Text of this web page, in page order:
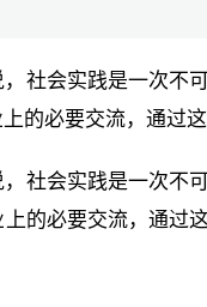
社会实践是一次不
的必要交流，通过
社会实践是一次不
的必要交流，通过